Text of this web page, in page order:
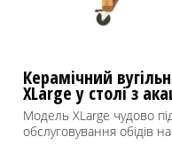
Керамічний
XLarge у столі з
Модель XLarge чудово
обслуговування обідів